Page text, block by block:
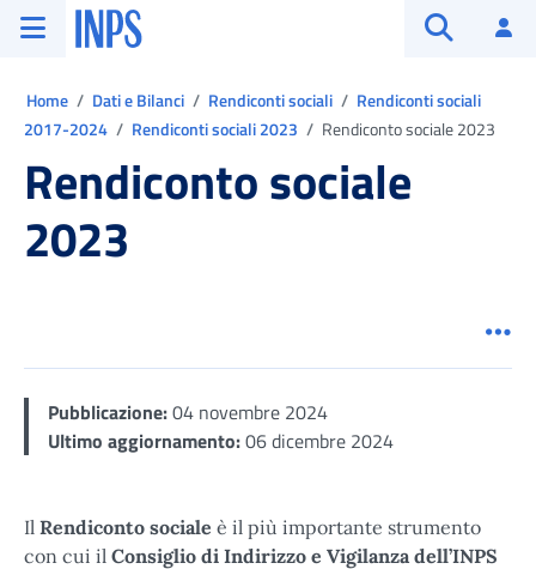
Vai al menu principale
Vai al contenuto principale
Vai al pie' di pagina
INPS ()
Home Dati e Bilanci Rendiconti sociali
Rendiconti sociali
2017-2024
Rendiconti sociali 2023 Rendiconto sociale 2023
Rendiconto sociale
2023
Pubblicazione:04 novembre 2024
Ultimo aggiornamento:06 dicembre 2024
Il Rendiconto sociale è il più importante strumento
con cui il Consiglio di Indirizzo e Vigilanza dell’INPS